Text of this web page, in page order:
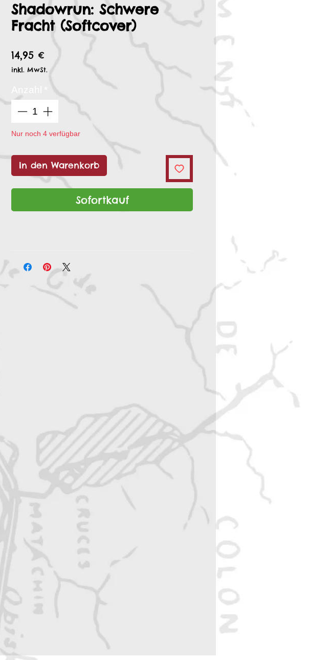
Shadowrun: Schwere
Fracht (Softcover)
14,95 €
inkl. MwSt.
Nur noch 4 verfügbar
In den Warenkorb
Sofortkauf